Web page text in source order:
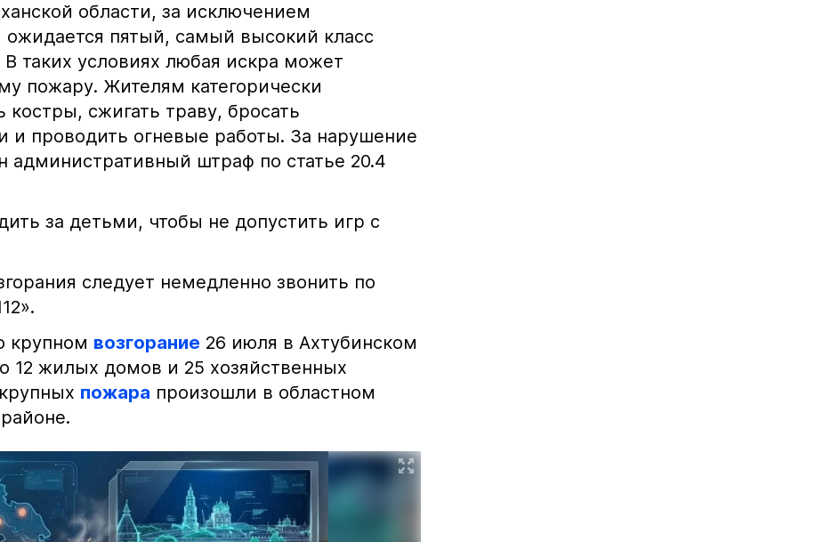
области, за исключением
ожидается пятый, самый высокий класс
таких условиях любая искра может
пожару. Жителям категорически
сжигать траву, бросать
и проводить огневые работы. За нарушение
административный штраф по статье 20.4
за детьми, чтобы не допустить игр с
следует немедленно звонить по
крупном возгорание 26 июля в Ахтубинском
12 жилых домов и 25 хозяйственных
пожара произошли в областном